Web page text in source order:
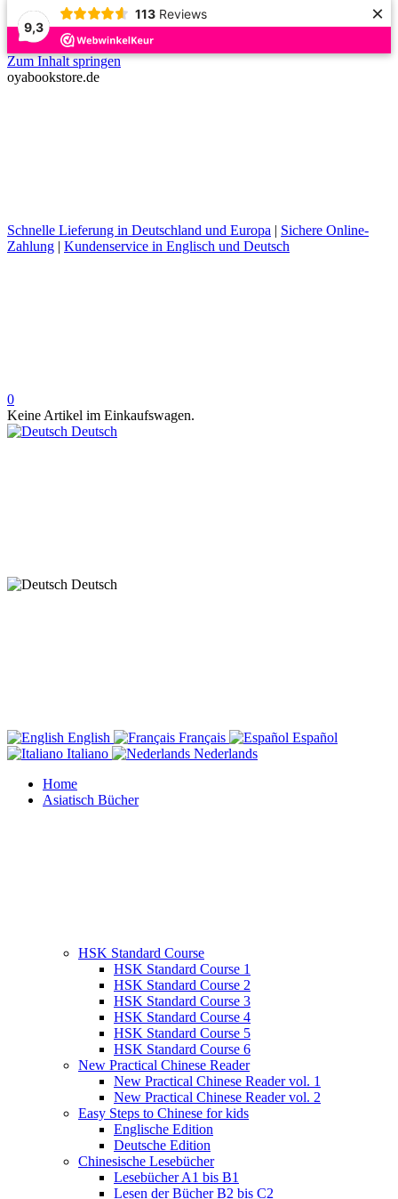
9,3
113 Reviews ×
Zum Inhalt springen
oyabookstore.de
Schnelle Lieferung in Deutschland und Europa | Sichere Online-
Zahlung | Kundenservice in Englisch und Deutsch
0
Keine Artikel im Einkaufswagen.
Deutsch
Deutsch
English Français
Español
Italiano
Nederlands
Home
Asiatisch Bücher
HSK Standard Course
HSK Standard Course 1
HSK Standard Course 2
HSK Standard Course 3
HSK Standard Course 4
HSK Standard Course 5
HSK Standard Course 6
New Practical Chinese Reader
New Practical Chinese Reader vol. 1
New Practical Chinese Reader vol. 2
Easy Steps to Chinese for kids
Englische Edition
Deutsche Edition
Chinesische Lesebücher
Lesebücher A1 bis B1
Lesen der Bücher B2 bis C2